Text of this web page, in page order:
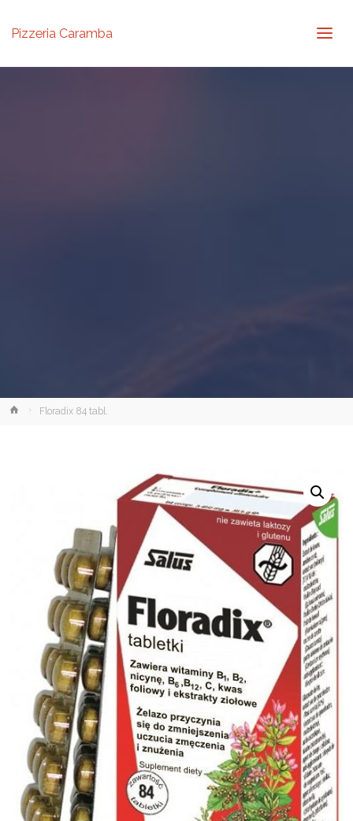
Pizzeria Caramba
StronaFloradix 84 tabl.